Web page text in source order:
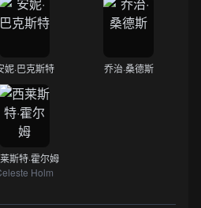
妮·巴克斯特 乔治·桑德斯
斯特·霍尔姆
Holm